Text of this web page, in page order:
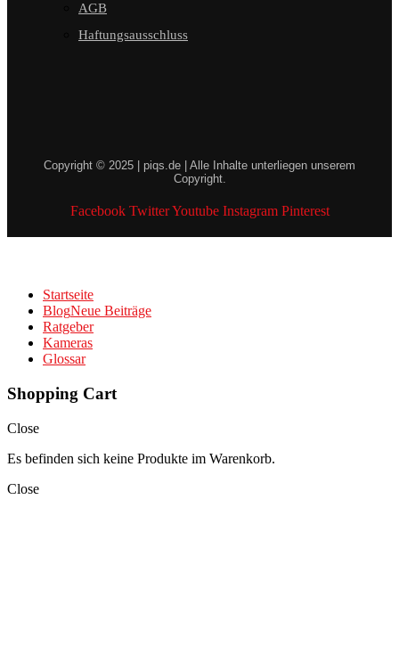
AGB
Haftungsausschluss
Copyright © 2025 | piqs.de | Alle Inhalte unterliegen unserem
Copyright.
Facebook Twitter Youtube Instagram Pinterest
Startseite
BlogNeue Beiträge
Ratgeber
Kameras
Glossar
Shopping Cart
Close
Es befinden sich keine Produkte im Warenkorb.
Close